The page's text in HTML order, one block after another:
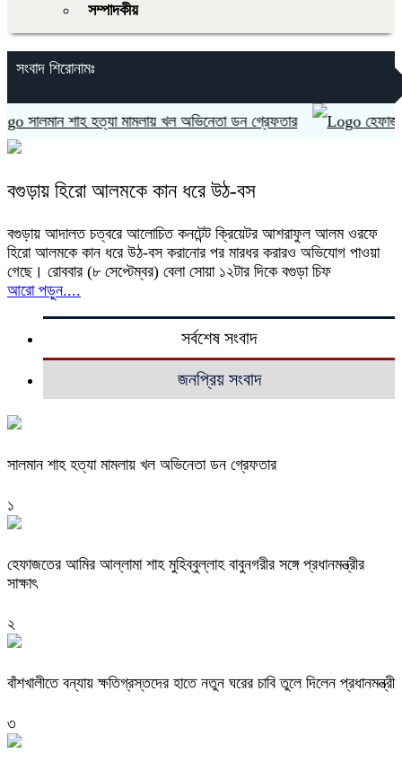
সম্পাদকীয়
সংবাদ শিরোনামঃ
সালমান শাহ হত্যা মামলায় খল অভিনেতা ডন গ্রেফতার হেফাজতের
বগুড়ায় হিরো আলমকে কান ধরে উঠ-বস
বগুড়ায় আদালত চত্বরে আলোচিত কনটেন্ট ক্রিয়েটর আশরাফুল আলম ওরফে
হিরো আলমকে কান ধরে উঠ-বস করানোর পর মারধর করারও অভিযোগ পাওয়া
গেছে। রোববার (৮ সেপ্টেম্বর) বেলা সোয়া ১২টার দিকে বগুড়া চিফ
আরো পড়ুন....
সর্বশেষ সংবাদ
জনপ্রিয় সংবাদ
সালমান শাহ হত্যা মামলায় খল অভিনেতা ডন গ্রেফতার
১
হেফাজতের আমির আল্লামা শাহ মুহিব্বুল্লাহ বাবুনগরীর সঙ্গে প্রধানমন্ত্রীর
সাক্ষাৎ
২
বাঁশখালীতে বন্যায় ক্ষতিগ্রস্তদের হাতে নতুন ঘরের চাবি তুলে দিলেন প্রধানমন্ত্রী
৩